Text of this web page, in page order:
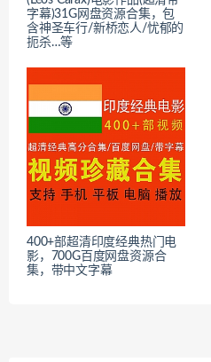
字幕)31G网盘资源合集，包
含神圣车行/新桥恋人/忧郁的
扼杀…等
400+部超清印度经典热门电
影，700G百度网盘资源合
集，带中文字幕